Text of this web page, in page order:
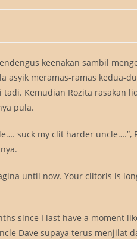
keenakan sambil
asyik meramas-ramas kedua-
Kemudian Rozita rasakan
pula.
suck my clit harder uncle….”,
until now. Your clitoris is
since I last have a moment
Dave supaya terus menjilat